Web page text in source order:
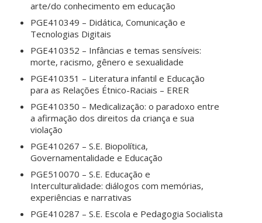
arte/do conhecimento em educação
PGE410349 – Didática, Comunicação e
Tecnologias Digitais
PGE410352 – Infâncias e temas sensíveis:
morte, racismo, gênero e sexualidade
PGE410351 – Literatura infantil e Educação
para as Relações Étnico-Raciais – ERER
PGE410350 – Medicalização: o paradoxo entre
a afirmação dos direitos da criança e sua
violação
PGE410267 – S.E. Biopolítica,
Governamentalidade e Educação
PGE510070 – S.E. Educação e
Interculturalidade: diálogos com memórias,
experiências e narrativas
PGE410287 – S.E. Escola e Pedagogia Socialista